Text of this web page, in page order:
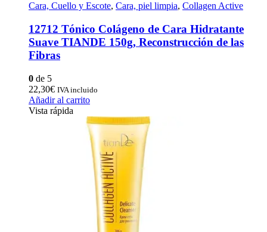
Cara, Cuello y Escote, Cara, piel limpia, Collagen Active
12712 Tónico Colágeno de Cara Hidratante
Suave TIANDE 150g, Reconstrucción de las
Fibras
0 de 5
22,30€ IVA incluido
Añadir al carrito
Vista rápida